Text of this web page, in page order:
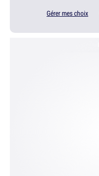
Gérer mes choix